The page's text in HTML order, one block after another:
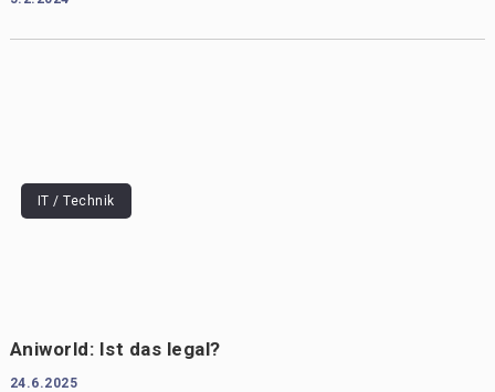
IT / Technik
Aniworld: Ist das legal?
24.6.2025